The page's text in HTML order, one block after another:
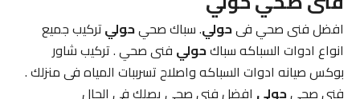
افضل فنى صحي فىحولي. سباك صحيحوليتركيب جميع
انواع ادوات السباكه سباكحوليفنى صحي . تركيب شاور
بوكس صيانه ادوات السباكه واصلاح تسرببات المياه فى منزلك .
فنى صحيحوليافضل فنى صحي يصلك فى الحال